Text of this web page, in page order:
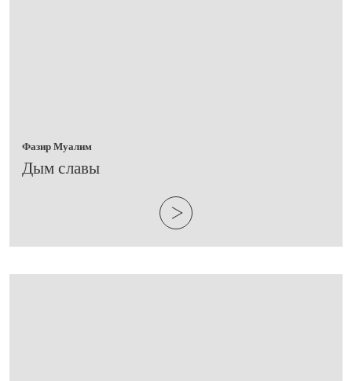
Фазир Муалим
​Дым славы